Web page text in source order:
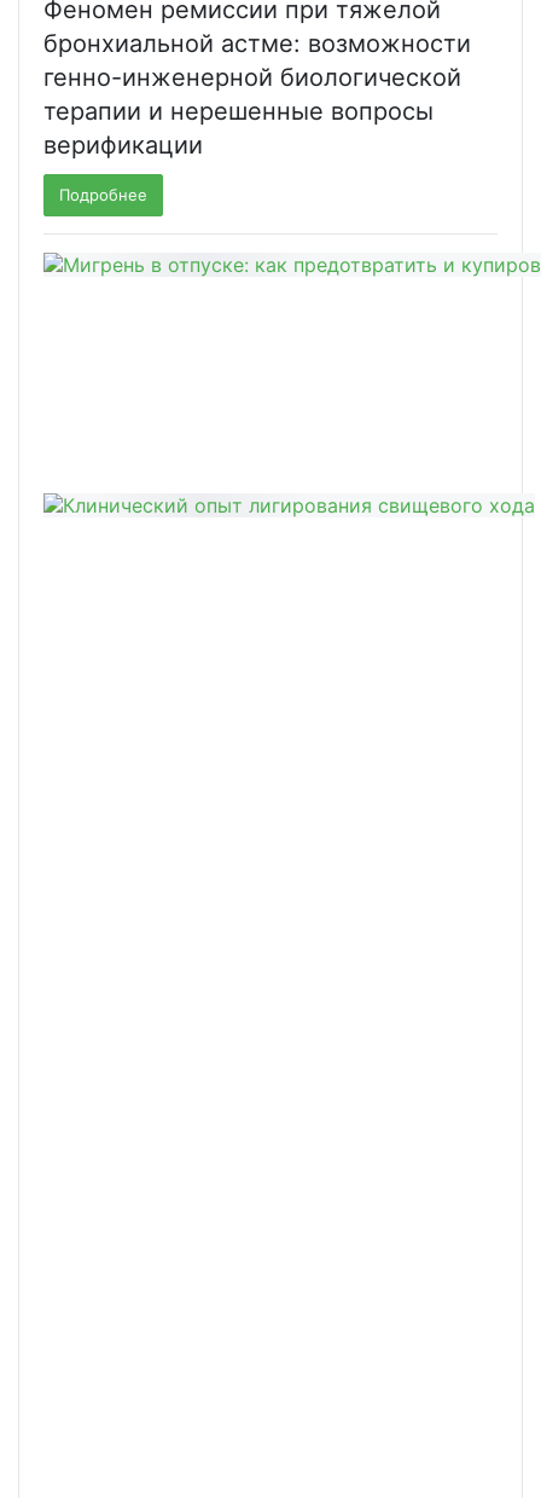
Феномен ремиссии при тяжелой
бронхиальной астме: возможности
генно-инженерной биологической
терапии и нерешенные вопросы
верификации
Подробнее